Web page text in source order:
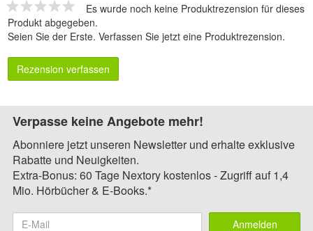
Es wurde noch keine Produktrezension für dieses
Produkt abgegeben.
Seien Sie der Erste. Verfassen Sie jetzt eine Produktrezension.
Rezension verfassen
Verpasse keine Angebote mehr!
Abonniere jetzt unseren Newsletter und erhalte exklusive
Rabatte und Neuigkeiten.
Extra-Bonus: 60 Tage Nextory kostenlos - Zugriff auf 1,4
Mio. Hörbücher & E-Books.*
Anmelden